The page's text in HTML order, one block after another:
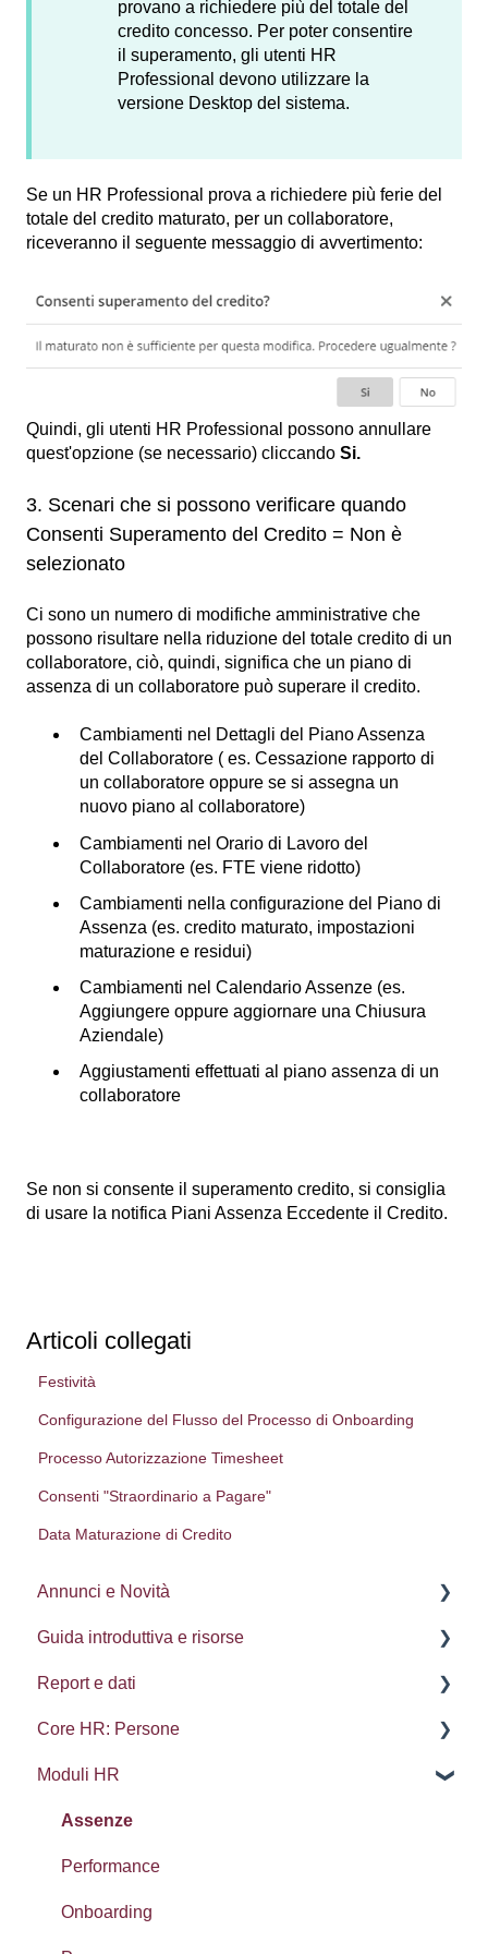
provano a richiedere più del totale del
credito concesso. Per poter consentire
il superamento, gli utenti HR
Professional devono utilizzare la
versione Desktop del sistema.
Se un HR Professional prova a richiedere più ferie del
totale del credito maturato, per un collaboratore,
riceveranno il seguente messaggio di avvertimento:
Quindi, gli utenti HR Professional possono annullare
quest'opzione (se necessario) cliccando Si.
3. Scenari che si possono verificare quando
Consenti Superamento del Credito = Non è
selezionato
Ci sono un numero di modifiche amministrative che
possono risultare nella riduzione del totale credito di un
collaboratore, ciò, quindi, significa che un piano di
assenza di un collaboratore può superare il credito.
Cambiamenti nel Dettagli del Piano Assenza
del Collaboratore ( es. Cessazione rapporto di
un collaboratore oppure se si assegna un
nuovo piano al collaboratore)
Cambiamenti nel Orario di Lavoro del
Collaboratore (es. FTE viene ridotto)
Cambiamenti nella configurazione del Piano di
Assenza (es. credito maturato, impostazioni
maturazione e residui)
Cambiamenti nel Calendario Assenze (es.
Aggiungere oppure aggiornare una Chiusura
Aziendale)
Aggiustamenti effettuati al piano assenza di un
collaboratore
Se non si consente il superamento credito, si consiglia
di usare la notifica Piani Assenza Eccedente il Credito.
Articoli collegati
Festività
Configurazione del Flusso del Processo di Onboarding
Processo Autorizzazione Timesheet
Consenti "Straordinario a Pagare"
Data Maturazione di Credito
Annunci e Novità
Aggiornamenti
Guida introduttiva e risorse
Delega dei processi
Impostazioni utente
Navigazione
Calendari
Lista Contatti
Widget: Cruscutto Home
Report e dati
Ricerca, Set ed Elementi recenti
Esportazione dei dati
Core HR: Persone
Remunerazione e benefici
Processi
Schede dei dipendenti
Documenti
Moduli HR
Assenze
Performance
Onboarding